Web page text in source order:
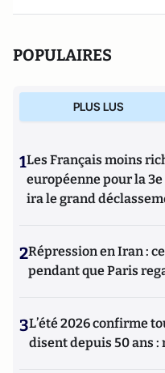
(2020). Il a publié en 2022
vraie victoire du RNaux
Les racines
POPULAIRES
PLUS LUS
1Les Français moins
européenne pour la
ira le grand
2Répression en Iran :
pendant que Paris
3L’été 2026 confirme
disent depuis 50 ans